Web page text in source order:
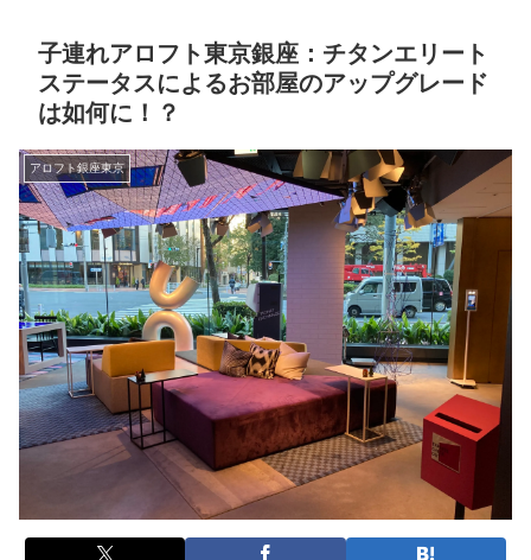
子連れアロフト東京銀座：チタンエリート
ステータスによるお部屋のアップグレード
は如何に！？
アロフト銀座東京